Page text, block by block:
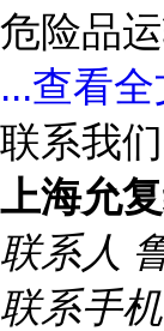
危险品
...查看全
联系我们
上海允
联系人
联系手机